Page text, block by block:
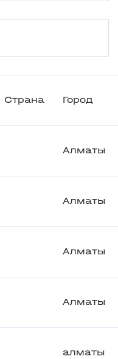
Страна Город
Алматы
Алматы
Алматы
Алматы
алматы